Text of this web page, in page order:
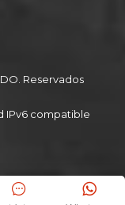
Reservados
IPv6 compatible